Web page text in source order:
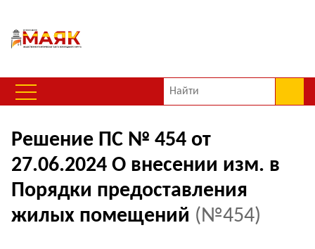
Решение ПС № 454 от
27.06.2024 О внесении изм. в
Порядки предоставления
жилых помещений (№454)